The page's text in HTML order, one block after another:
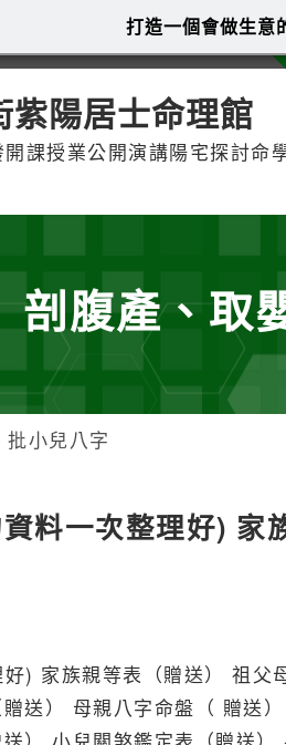
陽居士命理館
課授業公開演講陽宅探討命
剖腹產、取
小兒八字
料一次整理好) 家
) 家族親等表（贈送） 祖父
送） 母親八字命盤（ 贈送
打造一個會做生意